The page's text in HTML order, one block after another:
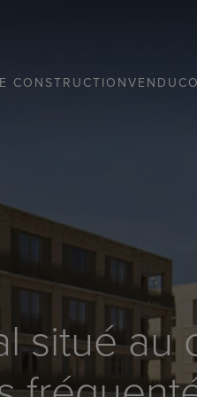
CONSTRUCTIONVENDU
situé